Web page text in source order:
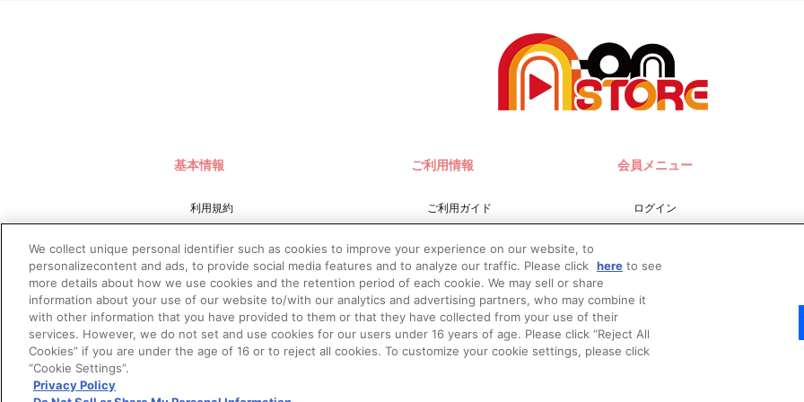
基本情報
利用規約
プライバシーポリシー
プライバシーオプション
会社概要
ご利用情報
ご利用ガイド
お問い合わせ
推奨環境
Do Not Sell or Share My
Personal Information
会員メニュー
ログイン
新規会員登録
We collect unique personal identifier such as cookies to improve your experience on our website, to
personalizecontent and ads, to provide social media features and to analyze our traffic. Please click here to see
more details about how we use cookies and the retention period of each cookie. We may sell or share
information about your use of our website to/with our analytics and advertising partners, who may combine it
with other information that you have provided to them or that they have collected from your use of their
services. However, we do not set and use cookies for our users under 16 years of age. Please click “Reject All
Cookies” if you are under the age of 16 or to reject all cookies. To customize your cookie settings, please click
“Cookie Settings”.
Privacy Policy